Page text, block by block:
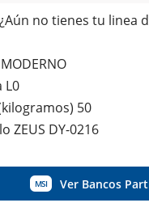
¿Aún no tienes tu linea
L0
50
ZEUS DY-0216
MSI Ver Bancos